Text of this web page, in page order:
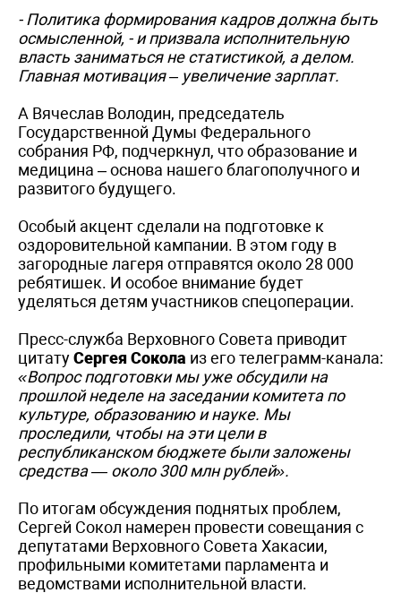
- Политика формирования кадров должна быть
осмысленной, - и призвала исполнительную
власть заниматься не статистикой, а делом.
Главная мотивация – увеличение зарплат.
А Вячеслав Володин, председатель
Государственной Думы Федерального
собрания РФ, подчеркнул, что образование и
медицина – основа нашего благополучного и
развитого будущего.
Особый акцент сделали на подготовке к
оздоровительной кампании. В этом году в
загородные лагеря отправятся около 28 000
ребятишек. И особое внимание будет
уделяться детям участников спецоперации.
Пресс-служба Верховного Совета приводит
цитатуСергея Сокола из его телеграмм-канала:
«Вопрос подготовки мы уже обсудили на
прошлой неделе на заседании комитета по
культуре, образованию и науке. Мы
проследили, чтобы на эти цели в
республиканском бюджете были заложены
средства — около 300 млн рублей».
По итогам обсуждения поднятых проблем,
Сергей Сокол намерен провести совещания с
депутатами Верховного Совета Хакасии,
профильными комитетами парламента и
ведомствами исполнительной власти.